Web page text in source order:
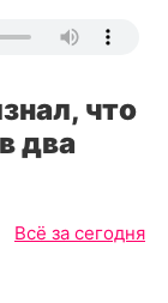
что
два
Всё за сегодня